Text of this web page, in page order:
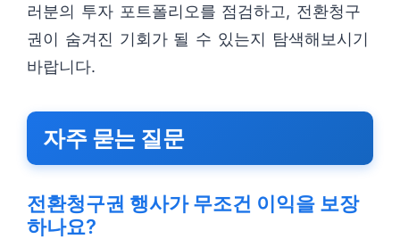
러분의 투자 포트폴리오를 점검하고, 전환청구
권이 숨겨진 기회가 될 수 있는지 탐색해보시기
바랍니다.
자주 묻는 질문
전환청구권 행사가 무조건 이익을 보장
하나요?